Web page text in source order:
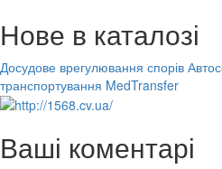
Нове в каталозі
Досудове врегулювання спорів
транспортування MedTransfer
Ваші коментарі